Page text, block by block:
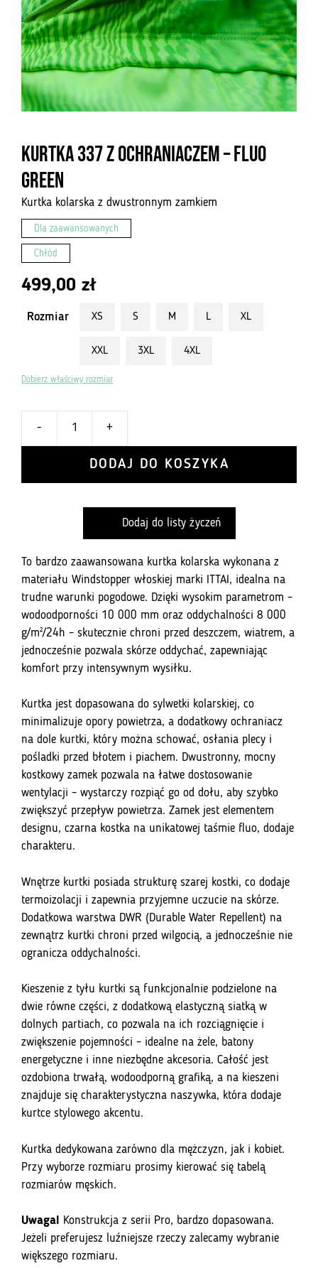
Kurtka 337 z ochraniaczem – Fluo
green
Kurtka kolarska z dwustronnym zamkiem
Dla zaawansowanych
Chłód
499,00 zł
Rozmiar XS S M L XL
XXL 3XL 4XL
Dobierz właściwy rozmiar
-
337
ochraniaczem
-
Fluo
green
+
DODAJ DO KOSZYKA
Dodaj do listy życzeń
To bardzo zaawansowana kurtka kolarska wykonana z
materiału Windstopper włoskiej marki ITTAI, idealna na
trudne warunki pogodowe. Dzięki wysokim parametrom –
wodoodporności 10 000 mm oraz oddychalności 8 000
g/m²/24h – skutecznie chroni przed deszczem, wiatrem, a
jednocześnie pozwala skórze oddychać, zapewniając
komfort przy intensywnym wysiłku.
Kurtka jest dopasowana do sylwetki kolarskiej, co
minimalizuje opory powietrza, a dodatkowy ochraniacz
na dole kurtki, który można schować, osłania plecy i
pośladki przed błotem i piachem. Dwustronny, mocny
kostkowy zamek pozwala na łatwe dostosowanie
wentylacji – wystarczy rozpiąć go od dołu, aby szybko
zwiększyć przepływ powietrza. Zamek jest elementem
designu, czarna kostka na unikatowej taśmie fluo, dodaje
charakteru.
Wnętrze kurtki posiada strukturę szarej kostki, co dodaje
termoizolacji i zapewnia przyjemne uczucie na skórze.
Dodatkowa warstwa DWR (Durable Water Repellent) na
zewnątrz kurtki chroni przed wilgocią, a jednocześnie nie
ogranicza oddychalności.
Kieszenie z tyłu kurtki są funkcjonalnie podzielone na
dwie równe części, z dodatkową elastyczną siatką w
dolnych partiach, co pozwala na ich rozciągnięcie i
zwiększenie pojemności – idealne na żele, batony
energetyczne i inne niezbędne akcesoria. Całość jest
ozdobiona trwałą, wodoodporną grafiką, a na kieszeni
znajduje się charakterystyczna naszywka, która dodaje
kurtce stylowego akcentu.
Kurtka dedykowana zarówno dla mężczyzn, jak i kobiet.
Przy wyborze rozmiaru prosimy kierować się tabelą
rozmiarów męskich.
Uwaga! Konstrukcja z serii Pro, bardzo dopasowana.
Jeżeli preferujesz luźniejsze rzeczy zalecamy wybranie
większego rozmiaru.